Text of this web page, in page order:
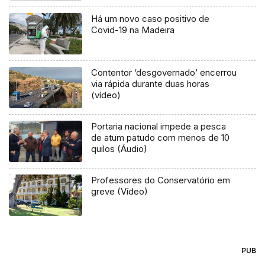
Há um novo caso positivo de
Covid-19 na Madeira
Contentor ‘desgovernado’ encerrou
via rápida durante duas horas
(vídeo)
Portaria nacional impede a pesca
de atum patudo com menos de 10
quilos (Áudio)
Professores do Conservatório em
greve (Vídeo)
PUB